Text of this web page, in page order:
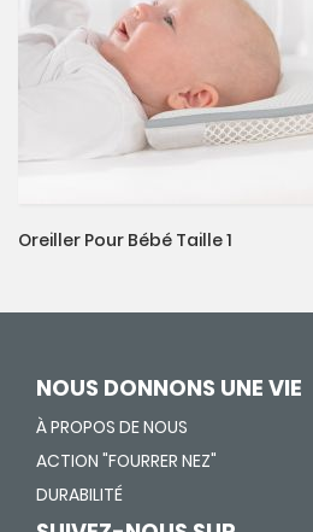
Oreiller Pour Bébé Taille 1
NOUS DONNONS UNE VIE
À PROPOS DE NOUS
ACTION "FOURRER NEZ"
DURABILITÉ